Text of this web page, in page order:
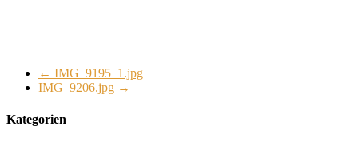
← IMG_9195_1.jpg
IMG_9206.jpg →
Kategorien